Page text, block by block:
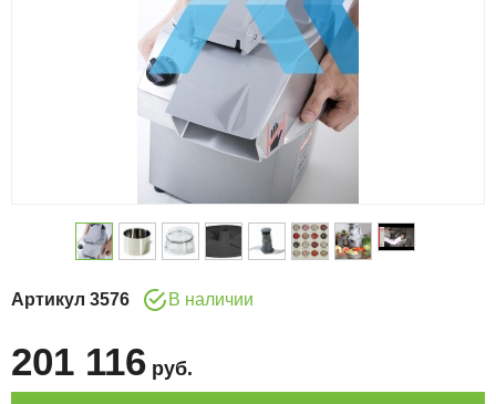
Артикул 3576 В наличии
201 116 руб.